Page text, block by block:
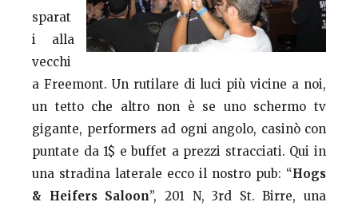
sparat
i alla
vecchi
a Freemont. Un rutilare di luci più vicine a noi,
un tetto che altro non è se uno schermo tv
gigante, performers ad ogni angolo, casinò con
puntate da 1$ e buffet a prezzi stracciati. Qui in
una stradina laterale ecco il nostro pub: “Hogs
& Heifers Saloon”, 201 N, 3rd St. Birre, una